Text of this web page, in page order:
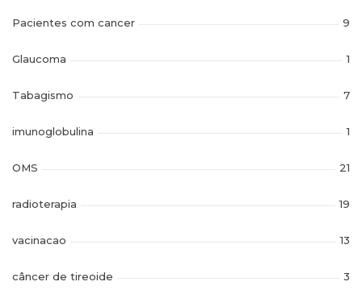
Pacientes com cancer 9
Glaucoma 1
Tabagismo 7
imunoglobulina 1
OMS 21
radioterapia 19
vacinacao 13
câncer de tireoide 3